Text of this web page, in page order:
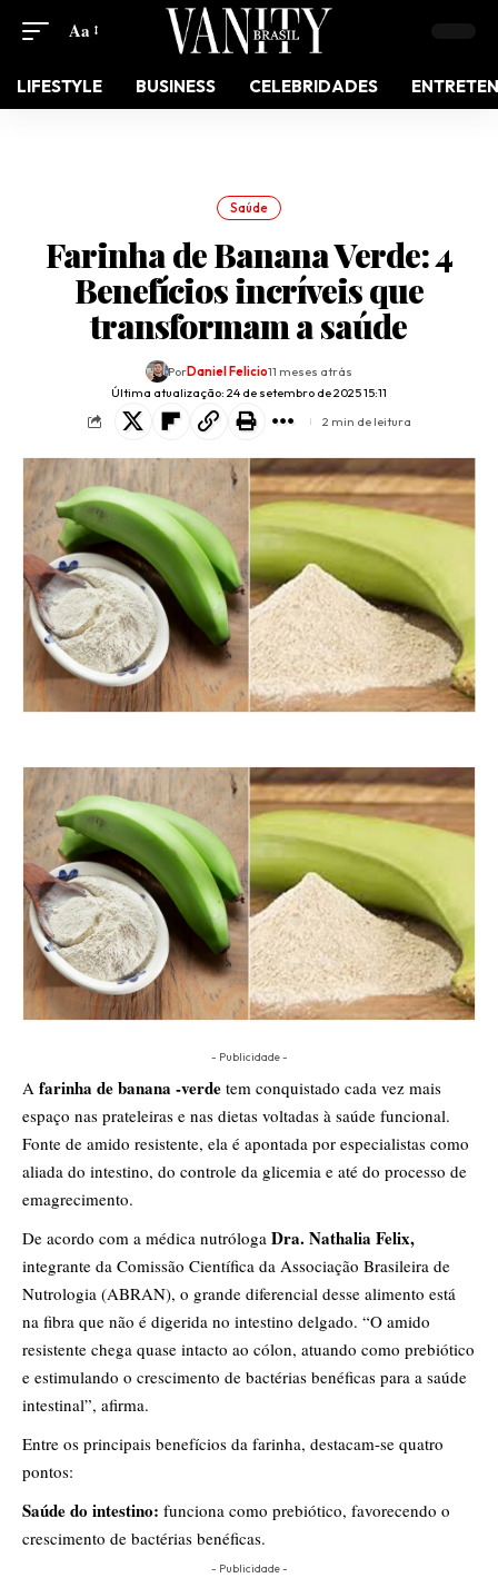
Aa
LIFESTYLE BUSINESS CELEBRIDADES
Saúde
Farinha de Banana Verde: 4
Benefícios incríveis que
transformam a saúde
Última atualização: 24 de setembro de 2025 15:11
PorDaniel Felicio11 meses atrás
2 min de leitura
- Publicidade -
A farinha de banana -verde tem conquistado cada vez mais
espaço nas prateleiras e nas dietas voltadas à saúde funcional.
Fonte de amido resistente, ela é apontada por especialistas como
aliada do intestino, do controle da glicemia e até do processo de
emagrecimento.
De acordo com a médica nutróloga Dra. Nathalia Felix,
integrante da Comissão Científica da Associação Brasileira de
Nutrologia (ABRAN), o grande diferencial desse alimento está
na fibra que não é digerida no intestino delgado. “O amido
resistente chega quase intacto ao cólon, atuando como prebiótico
e estimulando o crescimento de bactérias benéficas para a saúde
intestinal”, afirma.
Entre os principais benefícios da farinha, destacam-se quatro
pontos:
Saúde do intestino: funciona como prebiótico, favorecendo o
crescimento de bactérias benéficas.
- Publicidade -